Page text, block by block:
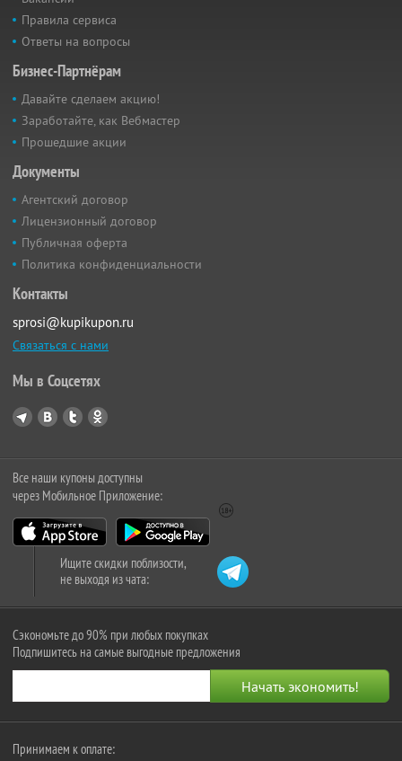
Правила сервиса
Ответы на вопросы
Бизнес-Партнёрам
Давайте сделаем акцию!
Заработайте, как Вебмастер
Прошедшие акции
Документы
Агентский договор
Лицензионный договор
Публичная оферта
Политика конфиденциальности
Контакты
sprosi@kupikupon.ru
Связаться с нами
Мы в Соцсетях
Все наши купоны доступны
через Мобильное Приложение:
Ищите скидки поблизости,
не выходя из чата:
Сэкономьте до 90% при любых покупках
Подпишитесь на самые выгодные предложения
Принимаем к оплате: